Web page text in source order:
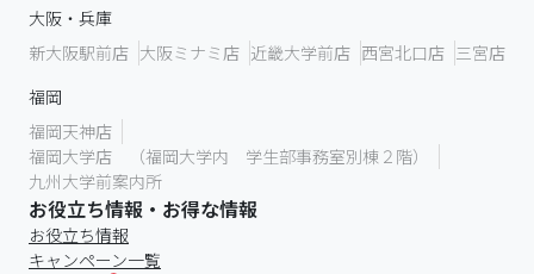
大阪・兵庫
新大阪駅前店 大阪ミナミ店 近畿大学前店 西宮北口店 三宮店
福岡
福岡天神店
福岡大学店 （福岡大学内 学生部事務室別棟２階）
九州大学前案内所
お役立ち情報・お得な情報
お役立ち情報
キャンペーン一覧